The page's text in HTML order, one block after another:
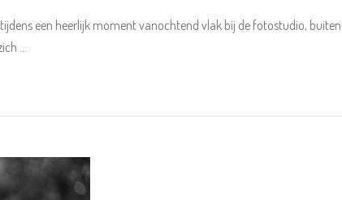
een heerlijk moment vanochtend vlak bij de fotostudio, buiten